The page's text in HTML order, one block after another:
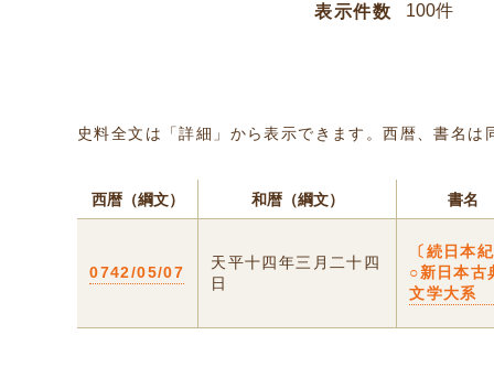
表示件数
史料全文は「詳細」から表示できます。西暦、書名
西暦（綱文） 和暦（綱文） 書名
0742/05/07
天平十四年三月二十四
日
〔続日本
○新日本古
文学大系